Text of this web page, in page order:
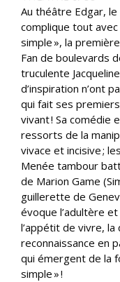
Au théâtre Edgar,
complique tout avec
simple », la
Fan de boulevards
truculente
d’inspiration n’ont
qui fait ses
vivant ! Sa comédie
ressorts de la
vivace et incisive ;
Menée tambour
de Marion Game
guillerette de
évoque l’adultère
l’appétit de vivre,
reconnaissance en
qui émergent de la
simple » !